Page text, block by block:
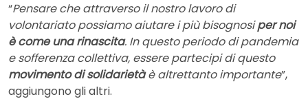
“Pensare che attraverso il nostro lavoro di
volontariato possiamo aiutare i più bisognosiper noi
è come una rinascita. In questo periodo di pandemia
e sofferenza collettiva, essere partecipi di questo
movimento di solidarietàè altrettanto importante”,
aggiungono gli altri.